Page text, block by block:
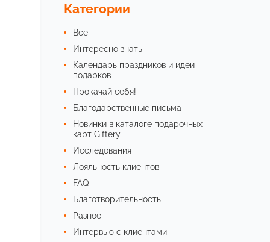
Категории
Все
Интересно знать
Календарь праздников и идеи
подарков
Прокачай себя!
Благодарственные письма
Новинки в каталоге подарочных
карт Giftery
Исследования
Лояльность клиентов
FAQ
Благотворительность
Разное
Интервью с клиентами